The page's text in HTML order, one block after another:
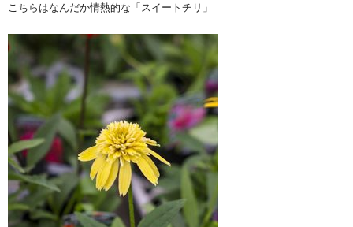
こちらはなんだか情熱的な「スイートチリ」